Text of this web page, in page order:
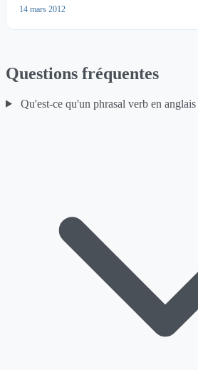
14 mars 2012
Questions fréquentes
Qu'est-ce qu'un phrasal verb en anglais